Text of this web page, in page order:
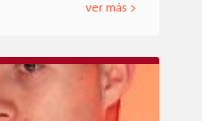
ver más >